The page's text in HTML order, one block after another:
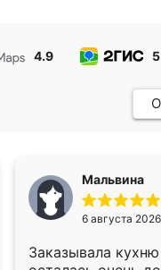
4.9
Мальвина
6 августа 2026
Заказывала